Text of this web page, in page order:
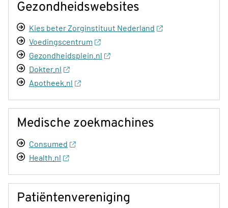
Gezondheidswebsites
Kies beter Zorginstituut Nederland
Voedingscentrum
Gezondheidsplein.nl
Dokter.nl
Apotheek.nl
Medische zoekmachines
Consumed
Health.nl
Patiëntenvereniging